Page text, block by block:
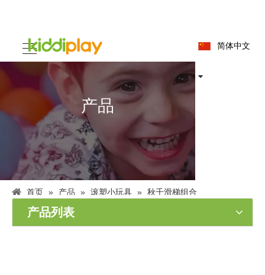
简体中文
产品
首页 » 产品 » 滚塑小玩具 » 秋千滑梯组合
产品列表